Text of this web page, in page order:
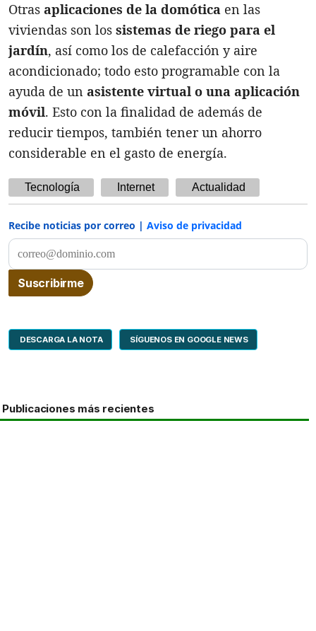
Otras aplicaciones de la domótica en las
viviendas son los sistemas de riego para el
jardín, así como los de calefacción y aire
acondicionado; todo esto programable con la
ayuda de un asistente virtual o una aplicación
móvil. Esto con la finalidad de además de
reducir tiempos, también tener un ahorro
considerable en el gasto de energía.
Tecnología Internet Actualidad
Recibe noticias por correo | Aviso de privacidad
DESCARGA LA NOTA SÍGUENOS EN GOOGLE NEWS
Publicaciones más recientes